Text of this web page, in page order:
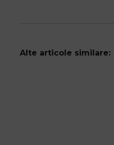
Alte articole similare: